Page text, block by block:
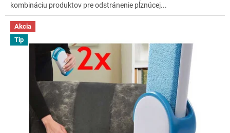
kombináciu produktov pre odstránenie pĺznúcej...
Akcia
Tip